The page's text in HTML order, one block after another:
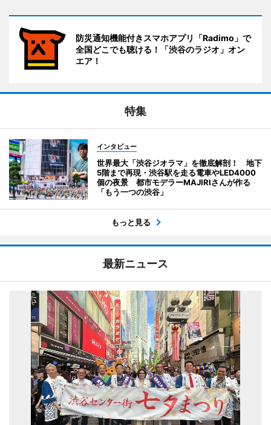
防災通知機能付きスマホアプリ「Radimo」で
全国どこでも聴ける！「渋谷のラジオ」オン
エア！
特集
インタビュー
世界最大「渋谷ジオラマ」を徹底解剖！ 地下
5階まで再現・渋谷駅を走る電車やLED4000
個の夜景 都市モデラーMAJIRIさんが作る
「もう一つの渋谷」
もっと見る
最新ニュース